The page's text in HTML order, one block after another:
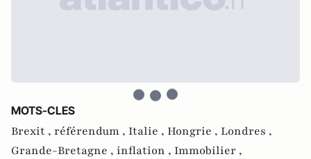
MOTS-CLES
Brexit , référendum , Italie , Hongrie , Londres ,
Grande-Bretagne , inflation , Immobilier ,